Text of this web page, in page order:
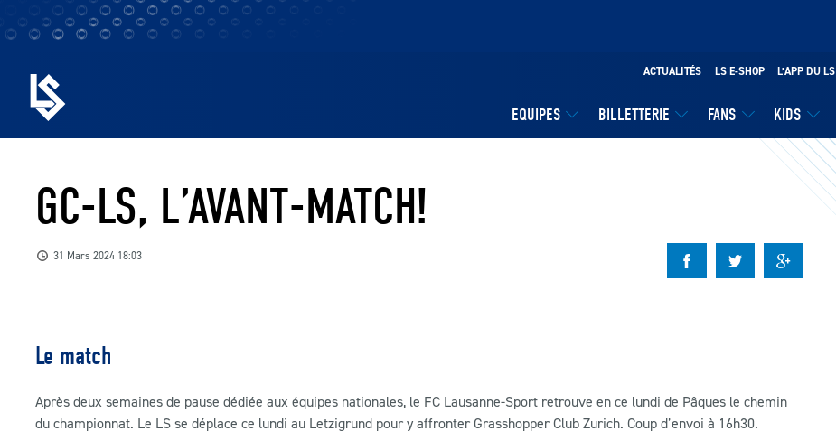
EQUIPES BILLETTERIE FANS KIDS
ACTUALITÉS LS E-SHOP L’APP DU LS
GC-LS, L’AVANT-MATCH!
31 Mars 2024 18:03
Le match
Après deux semaines de pause dédiée aux équipes nationales, le FC Lausanne-Sport retrouve en ce lundi de Pâques le chemin
du championnat. Le LS se déplace ce lundi au Letzigrund pour y affronter Grasshopper Club Zurich. Coup d’envoi à 16h30.